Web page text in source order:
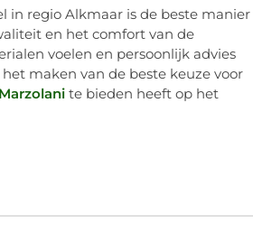
in regio Alkmaar is de beste manier
en het comfort van de
voelen en persoonlijk advies
maken van de beste keuze voor
Marzolani te bieden heeft op het